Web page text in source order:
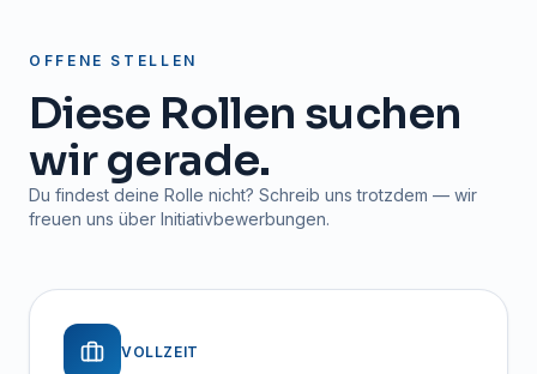
OFFENE STELLEN
Diese Rollen suchen
wir gerade.
Du findest deine Rolle nicht? Schreib uns trotzdem — wir
freuen uns über Initiativbewerbungen.
VOLLZEIT